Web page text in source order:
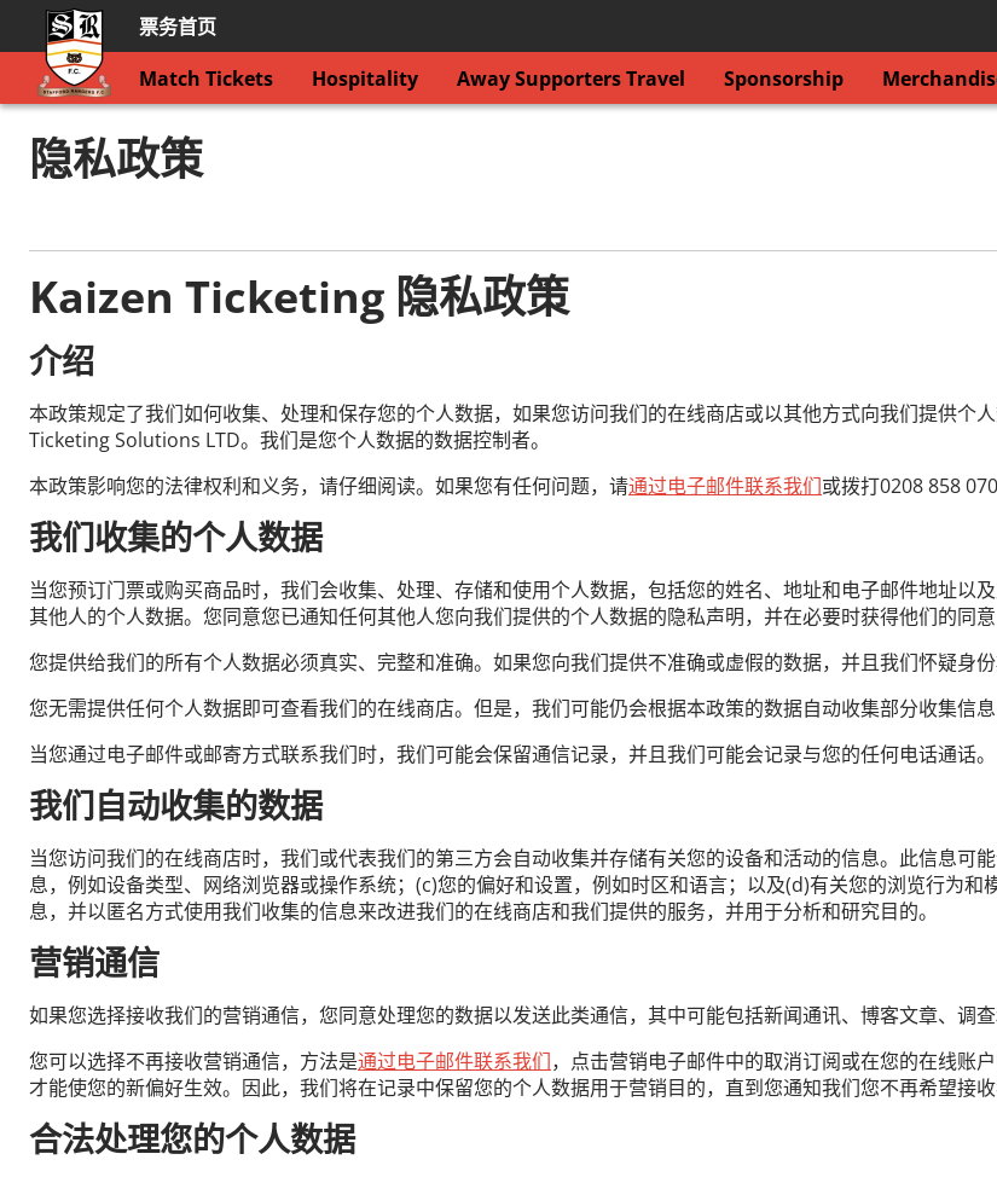
票务首页
Match Tickets
Hospitality Away Supporters Travel Sponsorship
隐私政策
Kaizen Ticketing 隐私政策
介绍
本政策规定了我们如何收集、处理和保存您的个人数据，如果您访问我们的在线商店或以其他方式向我们提供个
Ticketing Solutions LTD。我们是您个人数据的数据控制者。
本政策影响您的法律权利和义务，请仔细阅读。如果您有任何问题，请通过电子邮件联系我们或拨打0208 858
我们收集的个人数据
当您预订门票或购买商品时，我们会收集、处理、存储和使用个人数据，包括您的姓名、地址和电子邮件地址以
其他人的个人数据。您同意您已通知任何其他人您向我们提供的个人数据的隐私声明，并在必要时获得他们的同
您提供给我们的所有个人数据必须真实、完整和准确。如果您向我们提供不准确或虚假的数据，并且我们怀疑身份
您无需提供任何个人数据即可查看我们的在线商店。但是，我们可能仍会根据本政策的数据自动收集部分收集信
当您通过电子邮件或邮寄方式联系我们时，我们可能会保留通信记录，并且我们可能会记录与您的任何电话通话。
我们自动收集的数据
当您访问我们的在线商店时，我们或代表我们的第三方会自动收集并存储有关您的设备和活动的信息。此信息可
息，例如设备类型、网络浏览器或操作系统；(c)您的偏好和设置，例如时区和语言；以及(d)有关您的浏览行为
息，并以匿名方式使用我们收集的信息来改进我们的在线商店和我们提供的服务，并用于分析和研究目的。
营销通信
如果您选择接收我们的营销通信，您同意处理您的数据以发送此类通信，其中可能包括新闻通讯、博客文章、调
您可以选择不再接收营销通信，方法是通过电子邮件联系我们，点击营销电子邮件中的取消订阅或在您的在线账
才能使您的新偏好生效。因此，我们将在记录中保留您的个人数据用于营销目的，直到您通知我们您不再希望接收
合法处理您的个人数据